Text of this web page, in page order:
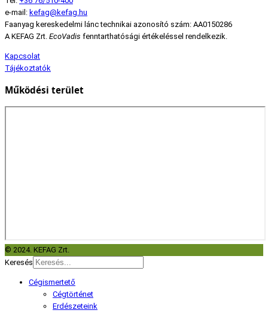
e-mail: kefag@kefag.hu
Faanyag kereskedelmi lánc technikai azonosító szám: AA0150286
A KEFAG Zrt. EcoVadis fenntarthatósági értékeléssel rendelkezik.
Kapcsolat
Tájékoztatók
Működési terület
© 2024. KEFAG Zrt.
Keresés
Cégismertető
Cégtörténet
Erdészeteink